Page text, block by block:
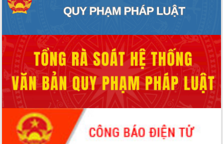
ứng để giữ vững thị trường xuất khẩu
Diễn đàn Kinh tế tư nhân Việt Nam đột
Đề án 06 tạo bước ngoặt đột phá trong
cải cách hành chính tỉnh Đắk Lắk
Kết nối tour, đẩy mạnh chuyển đổi số
để phát triển du lịch Đắk Lắk
Khởi động Dự án Đầu tư xây dựng hạ
tầng kỹ thuật Cụm công nghiệp Tân
Tiến
Gặp mặt các cơ quan báo chí nhân Kỷ
niệm 101 năm Ngày Báo chí Cách
mạng Việt Nam